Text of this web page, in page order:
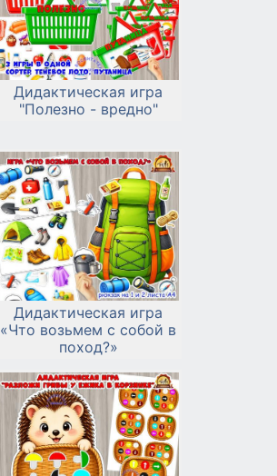
Дидактическая игра
"Полезно - вредно"
Дидактическая игра
«Что возьмем с собой в
поход?»